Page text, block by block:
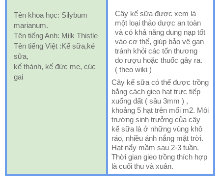
Tên khoa học: Silybum
marianum.
Tên tiếng Anh: Milk Thistle
Tên tiếng Việt :Kế sữa,ké
sữa,
kế thánh, kế đức mẹ, cúc
gai
Cây kế sữa được xem là
một loại thảo dược an toàn
và có khả năng dung nạp tốt
vào cơ thể, giúp bảo vệ gan
tránh khỏi các tổn thương
do rượu hoặc thuốc gây ra.
( theo wiki )
Cây kế sữa có thể được trồng
bằng cách gieo hạt trực tiếp
xuống đất ( sâu 3mm ) ,
khoảng 5 hạt trên mổi m2. Môi
trường sinh trưởng của cây
kế sữa là ở những vùng khô
ráo, nhiều ánh nắng mặt trời.
Hạt nẩy mầm sau 2-3 tuần.
Thời gian gieo trồng thích hợp
là cuối thu và xuân.